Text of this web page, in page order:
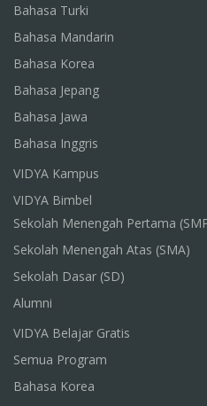
Bahasa Turki
Bahasa Mandarin
Bahasa Korea
Bahasa Jepang
Bahasa Jawa
Bahasa Inggris
VIDYA Kampus
VIDYA Bimbel
Sekolah Menengah Pertama
Sekolah Menengah Atas (SMA)
Sekolah Dasar (SD)
Alumni
VIDYA Belajar Gratis
Semua Program
Bahasa Korea